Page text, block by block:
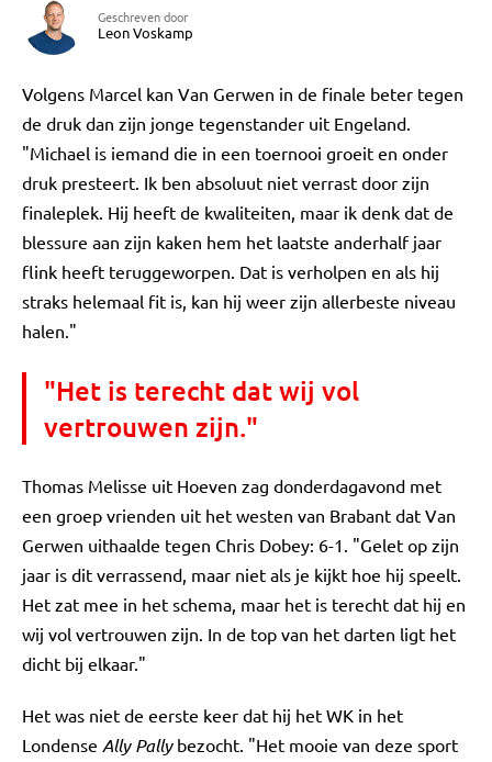
Geschreven door
Leon Voskamp
Volgens Marcel kan Van Gerwen in de finale beter tegen
de druk dan zijn jonge tegenstander uit Engeland.
"Michael is iemand die in een toernooi groeit en onder
druk presteert. Ik ben absoluut niet verrast door zijn
finaleplek. Hij heeft de kwaliteiten, maar ik denk dat de
blessure aan zijn kaken hem het laatste anderhalf jaar
flink heeft teruggeworpen. Dat is verholpen en als hij
straks helemaal fit is, kan hij weer zijn allerbeste niveau
halen."
"Het is terecht dat wij vol
vertrouwen zijn."
Thomas Melisse uit Hoeven zag donderdagavond met
een groep vrienden uit het westen van Brabant dat Van
Gerwen uithaalde tegen Chris Dobey: 6-1. "Gelet op zijn
jaar is dit verrassend, maar niet als je kijkt hoe hij speelt.
Het zat mee in het schema, maar het is terecht dat hij en
wij vol vertrouwen zijn. In de top van het darten ligt het
dicht bij elkaar."
Het was niet de eerste keer dat hij het WK in het
Londense Ally Pallybezocht. "Het mooie van deze sport